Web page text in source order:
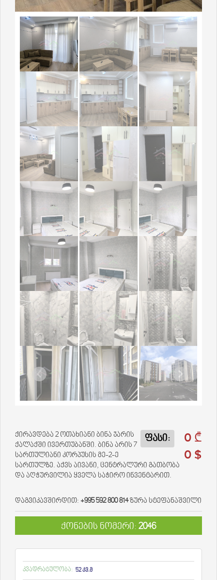
0 ₾
0 $
ფასი:
ქირავდება 2 ოთახიანი ბინა ჯარის
ქალაქში ივერთუბანში. ბინა არის 7
სართულიანი კორპუსის მე-2-ე
სართულზე. აქვს აივანი, ცენტრალური გათბობა
და აღჭურვილია ყველა საჭირო ინვენტარით.
დაგვიკავშირდით: +995 592 800 814ზურა სტეფანაშვილი
ქონების ნომერი: 2046
კვადრატულობა: 52 კვ.მ